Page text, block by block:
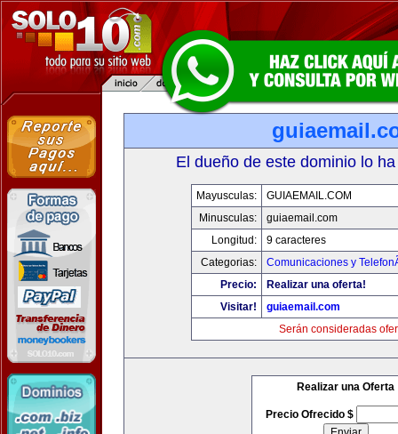
El dueño de este dominio lo
Mayusculas:
GUIAEMAIL.COM
Minusculas:
guiaemail.com
Longitud:
9 caracteres
Categorias:
Comunicaciones y
Precio:
Realizar una oferta!
Visitar!
guiaemail.com
Serán consideradas
Realizar una Oferta
Precio Ofrecido $